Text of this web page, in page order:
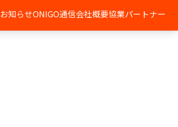
お知らせONIGO通信会社概要協業パートナー